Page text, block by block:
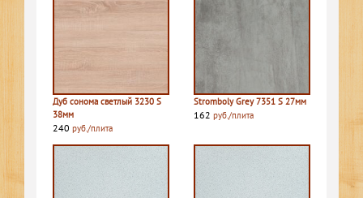
Дуб сонома светлый 3230 S
38мм
240 руб./плита
Stromboly Grey 7351 S 27мм
162 руб./плита